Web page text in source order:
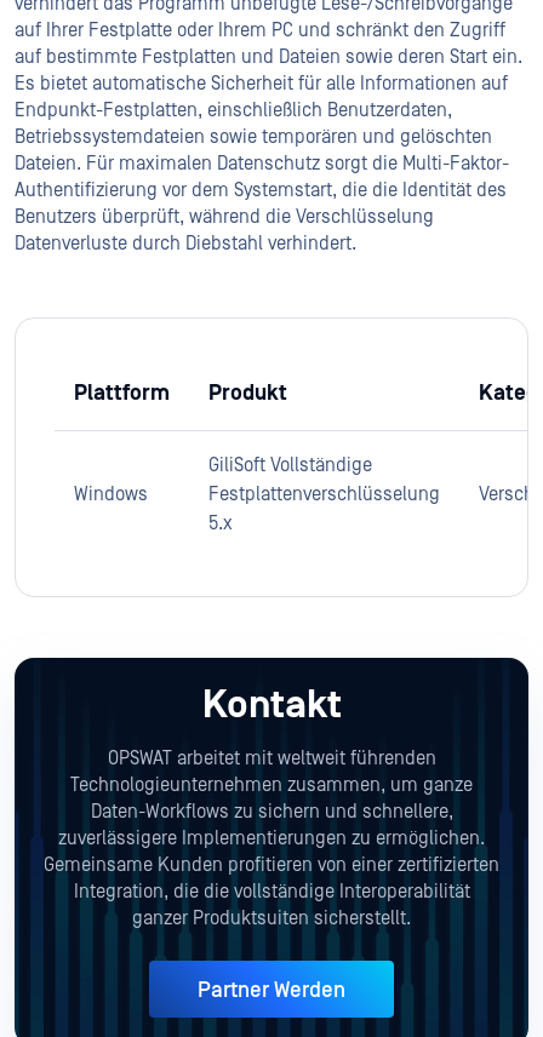
auf Ihrer Festplatte oder Ihrem PC und schränkt den Zugriff
auf bestimmte Festplatten und Dateien sowie deren Start ein.
Es bietet automatische Sicherheit für alle Informationen auf
Endpunkt-Festplatten, einschließlich Benutzerdaten,
Betriebssystemdateien sowie temporären und gelöschten
Dateien. Für maximalen Datenschutz sorgt die Multi-Faktor-
Authentifizierung vor dem Systemstart, die die Identität des
Benutzers überprüft, während die Verschlüsselung
Datenverluste durch Diebstahl verhindert.
Plattform Produkt
Windows
GiliSoft Vollständige
Festplattenverschlüsselung
5.x
Kontakt
OPSWAT arbeitet mit weltweit führenden
Technologieunternehmen zusammen, um ganze
Daten-Workflows zu sichern und schnellere,
zuverlässigere Implementierungen zu ermöglichen.
Gemeinsame Kunden profitieren von einer zertifizierten
Integration, die die vollständige Interoperabilität
ganzer Produktsuiten sicherstellt.
Partner Werden